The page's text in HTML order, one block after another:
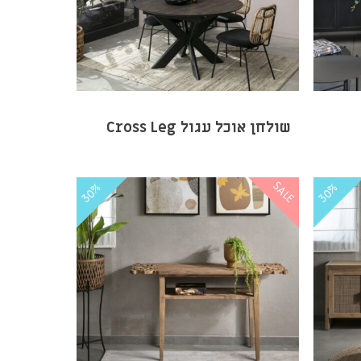
שולחן אוכל עגול Cross Leg
30%
30% SALE